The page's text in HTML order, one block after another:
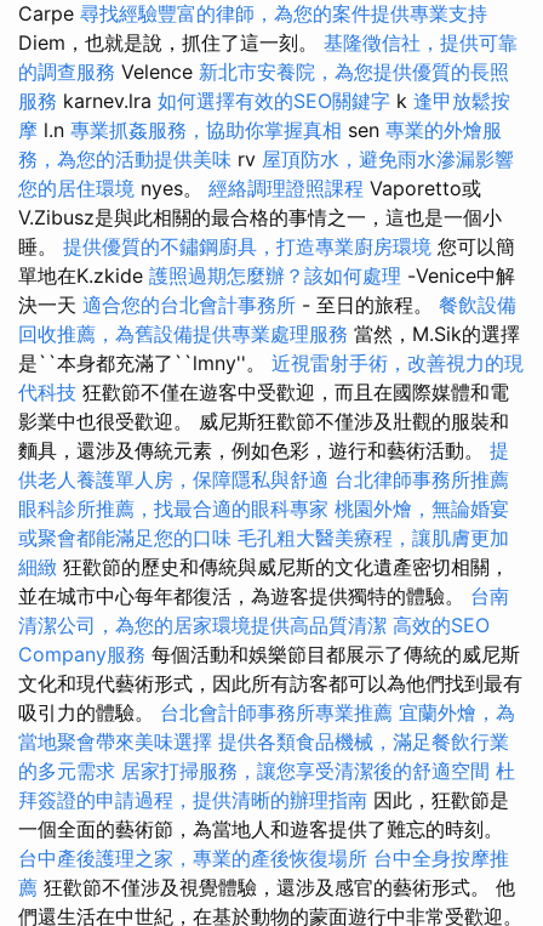
Carpe 尋找經驗豐富的律師，為您的案件提供專業支持
Diem，也就是說，抓住了這一刻。 基隆徵信社，提供可靠
的調查服務 Velence 新北市安養院，為您提供優質的長照
服務 karnev.lra 如何選擇有效的SEO關鍵字 k 逢甲放鬆按
摩 l.n 專業抓姦服務，協助你掌握真相 sen 專業的外燴服
務，為您的活動提供美味 rv 屋頂防水，避免雨水滲漏影響
您的居住環境 nyes。 經絡調理證照課程 Vaporetto或
V.Zibusz是與此相關的最合格的事情之一，這也是一個小
睡。 提供優質的不鏽鋼廚具，打造專業廚房環境 您可以簡
單地在K.zkide 護照過期怎麼辦？該如何處理 -Venice中解
決一天 適合您的台北會計事務所 - 至日的旅程。 餐飲設備
回收推薦，為舊設備提供專業處理服務 當然，M.Sik的選擇
是``本身都充滿了``lmny''。 近視雷射手術，改善視力的現
代科技 狂歡節不僅在遊客中受歡迎，而且在國際媒體和電
影業中也很受歡迎。 威尼斯狂歡節不僅涉及壯觀的服裝和
麵具，還涉及傳統元素，例如色彩，遊行和藝術活動。 提
供老人養護單人房，保障隱私與舒適 台北律師事務所推薦
眼科診所推薦，找最合適的眼科專家 桃園外燴，無論婚宴
或聚會都能滿足您的口味 毛孔粗大醫美療程，讓肌膚更加
細緻 狂歡節的歷史和傳統與威尼斯的文化遺產密切相關，
並在城市中心每年都復活，為遊客提供獨特的體驗。 台南
清潔公司，為您的居家環境提供高品質清潔 高效的SEO
Company服務 每個活動和娛樂節目都展示了傳統的威尼斯
文化和現代藝術形式，因此所有訪客都可以為他們找到最有
吸引力的體驗。 台北會計師事務所專業推薦 宜蘭外燴，為
當地聚會帶來美味選擇 提供各類食品機械，滿足餐飲行業
的多元需求 居家打掃服務，讓您享受清潔後的舒適空間 杜
拜簽證的申請過程，提供清晰的辦理指南 因此，狂歡節是
一個全面的藝術節，為當地人和遊客提供了難忘的時刻。
台中產後護理之家，專業的產後恢復場所 台中全身按摩推
薦 狂歡節不僅涉及視覺體驗，還涉及感官的藝術形式。 他
們還生活在中世紀，在基於動物的蒙面遊行中非常受歡迎。